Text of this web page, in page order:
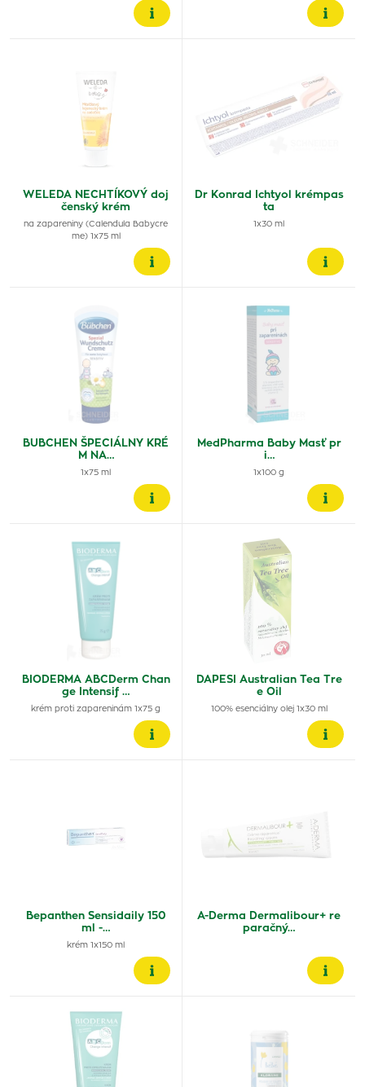
WELEDA NECHTÍKOVÝ doj
čenský krém
na zapareniny (Calendula Babycre
me) 1x75 ml
Dr Konrad Ichtyol krémpas
ta
1x30 ml
BUBCHEN ŠPECIÁLNY KRÉ
M NA…
1x75 ml
MedPharma Baby Masť pr
i…
1x100 g
BIODERMA ABCDerm Chan
ge Intensif …
krém proti zapareninám 1x75 g
DAPESI Australian Tea Tre
e Oil
100% esenciálny olej 1x30 ml
Bepanthen Sensidaily 150
ml -…
krém 1x150 ml
A-Derma Dermalibour+ re
paračný…